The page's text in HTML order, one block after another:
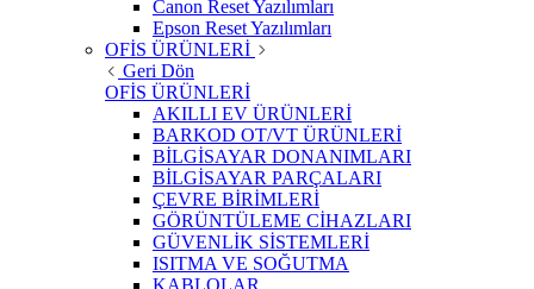
Canon Reset Yazılımları
Epson Reset Yazılımları
OFİS ÜRÜNLERİ
Geri Dön
OFİS ÜRÜNLERİ
AKILLI EV ÜRÜNLERİ
BARKOD OT/VT ÜRÜNLERİ
BİLGİSAYAR DONANIMLARI
BİLGİSAYAR PARÇALARI
ÇEVRE BİRİMLERİ
GÖRÜNTÜLEME CİHAZLARI
GÜVENLİK SİSTEMLERİ
ISITMA VE SOĞUTMA
KABLOLAR